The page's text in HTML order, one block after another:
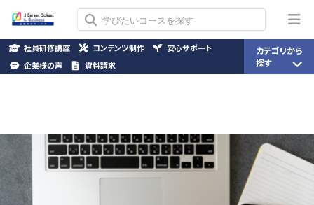
社員研修講座 コンテンツ制作
安心サポート
企業様の声
資料請求
カテゴリから
探す